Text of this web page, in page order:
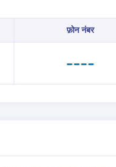
फ़ोन नंबर
----